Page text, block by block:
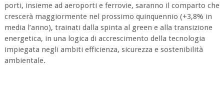
porti, insieme ad aeroporti e ferrovie, saranno il comparto che
crescerà maggiormente nel prossimo quinquennio (+3,8% in
media l’anno), trainati dalla spinta al green e alla transizione
energetica, in una logica di accrescimento della tecnologia
impiegata negli ambiti efficienza, sicurezza e sostenibilità
ambientale.